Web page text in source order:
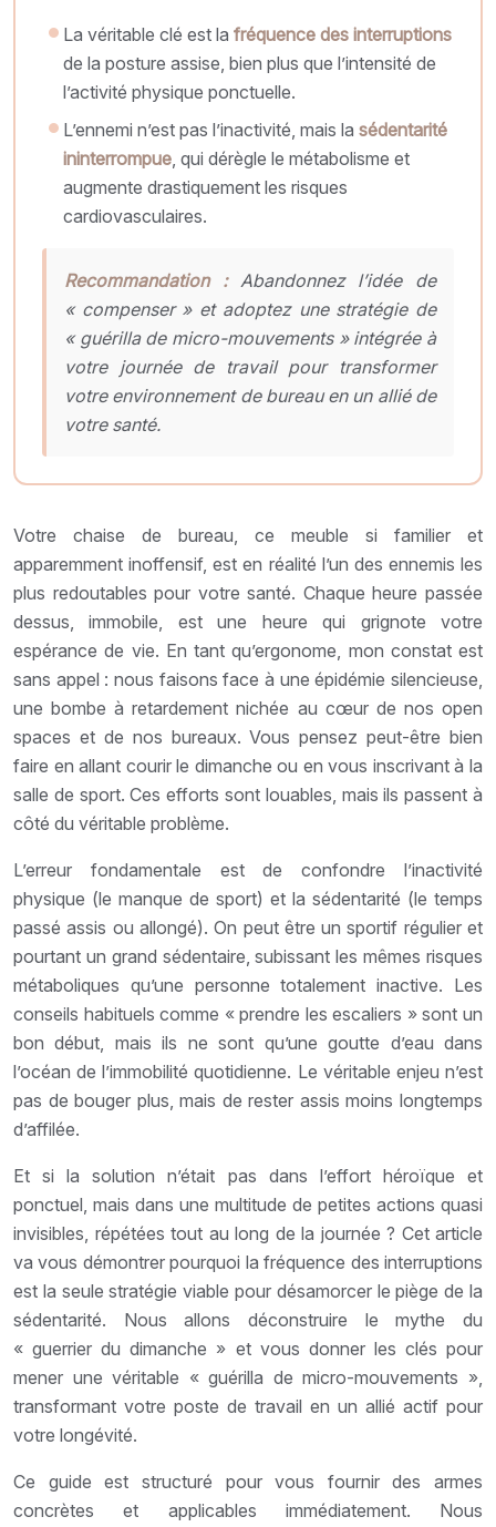
La véritable clé est lafréquence des interruptions
de la posture assise, bien plus que l’intensité de
l’activité physique ponctuelle.
L’ennemi n’est pas l’inactivité, mais lasédentarité
ininterrompue, qui dérègle le métabolisme et
augmente drastiquement les risques
cardiovasculaires.
Recommandation :Abandonnez l’idée de
« compenser » et adoptez une stratégie de
« guérilla de micro-mouvements » intégrée à
votre journée de travail pour transformer
votre environnement de bureau en un allié de
votre santé.
Votre chaise de bureau, ce meuble si familier et
apparemment inoffensif, est en réalité l’un des ennemis les
plus redoutables pour votre santé. Chaque heure passée
dessus, immobile, est une heure qui grignote votre
espérance de vie. En tant qu’ergonome, mon constat est
sans appel : nous faisons face à une épidémie silencieuse,
une bombe à retardement nichée au cœur de nos open
spaces et de nos bureaux. Vous pensez peut-être bien
faire en allant courir le dimanche ou en vous inscrivant à la
salle de sport. Ces efforts sont louables, mais ils passent à
côté du véritable problème.
L’erreur fondamentale est de confondre l’inactivité
physique (le manque de sport) et la sédentarité (le temps
passé assis ou allongé). On peut être un sportif régulier et
pourtant un grand sédentaire, subissant les mêmes risques
métaboliques qu’une personne totalement inactive. Les
conseils habituels comme « prendre les escaliers » sont un
bon début, mais ils ne sont qu’une goutte d’eau dans
l’océan de l’immobilité quotidienne. Le véritable enjeu n’est
pas de bouger plus, mais de rester assis moins longtemps
d’affilée.
Et si la solution n’était pas dans l’effort héroïque et
ponctuel, mais dans une multitude de petites actions quasi
invisibles, répétées tout au long de la journée ? Cet article
va vous démontrer pourquoi la fréquence des interruptions
est la seule stratégie viable pour désamorcer le piège de la
sédentarité. Nous allons déconstruire le mythe du
« guerrier du dimanche » et vous donner les clés pour
mener une véritable « guérilla de micro-mouvements »,
transformant votre poste de travail en un allié actif pour
votre longévité.
Ce guide est structuré pour vous fournir des armes
concrètes et applicables immédiatement. Nous